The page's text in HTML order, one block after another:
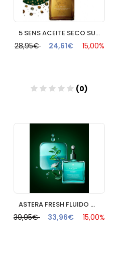
5 SENS ACEITE SECO SUBLIMADOR CABELLO & CUERPO RENE FURTERER
28,95€ 24,61€ 15,00%
(0)
ASTERA FRESH FLUIDO CALMANTE FRESCOR RENE FURTERER 50 ML
39,95€ 33,96€ 15,00%